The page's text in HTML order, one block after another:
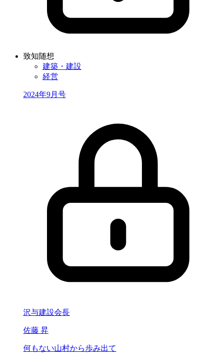
致知随想
建築・建設
経営
2024年9月号
沢与建設会長
佐藤 昇
何もない山村から歩み出て